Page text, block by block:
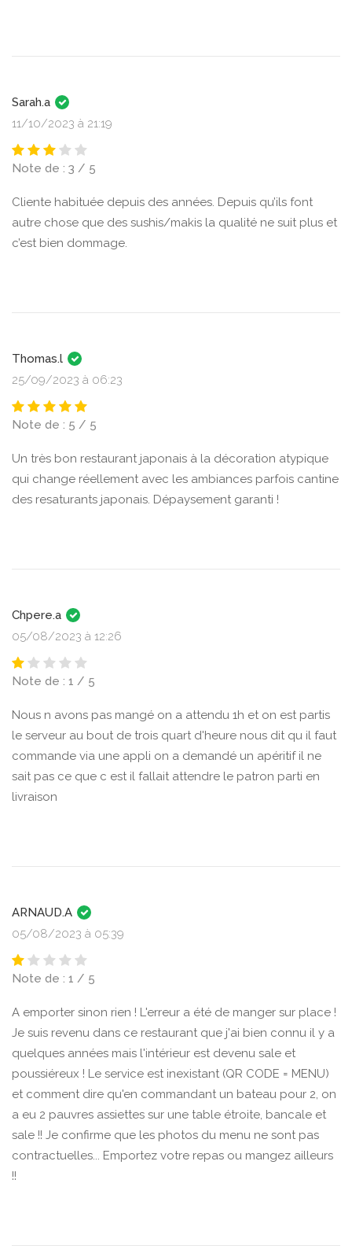
Sarah.a
11/10/2023 à 21:19
Note de : 3 / 5
Cliente habituée depuis des années. Depuis qu’ils font
autre chose que des sushis/makis la qualité ne suit plus et
c’est bien dommage.
Thomas.l
25/09/2023 à 06:23
Note de : 5 / 5
Un très bon restaurant japonais à la décoration atypique
qui change réellement avec les ambiances parfois cantine
des resaturants japonais. Dépaysement garanti !
Chpere.a
05/08/2023 à 12:26
Note de : 1 / 5
Nous n avons pas mangé on a attendu 1h et on est partis
le serveur au bout de trois quart d'heure nous dit qu il faut
commande via une appli on a demandé un apéritif il ne
sait pas ce que c est il fallait attendre le patron parti en
livraison
ARNAUD.A
05/08/2023 à 05:39
Note de : 1 / 5
A emporter sinon rien ! L'erreur a été de manger sur place !
Je suis revenu dans ce restaurant que j'ai bien connu il y a
quelques années mais l'intérieur est devenu sale et
poussiéreux ! Le service est inexistant (QR CODE = MENU)
et comment dire qu'en commandant un bateau pour 2, on
a eu 2 pauvres assiettes sur une table étroite, bancale et
sale !! Je confirme que les photos du menu ne sont pas
contractuelles... Emportez votre repas ou mangez ailleurs
!!